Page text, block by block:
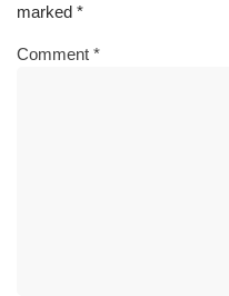
marked *
Comment *